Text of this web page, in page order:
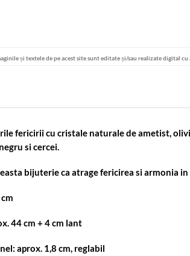
și textele de pe acest site sunt editate și/sau realizate digital
fericirii cu cristale naturale de ametist,
si cercei.
bijuterie ca atrage fericirea si armonia
44 cm + 4 cm lant
aprox. 1,8 cm, reglabil